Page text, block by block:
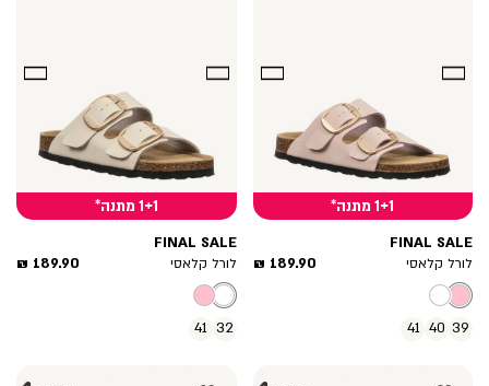
1+1 מתנה*
FINAL SALE
לורל קלאסי
מחיר
189.90 ₪
39
40
41
1+1 מתנה*
FINAL SALE
לורל קלאסי
מחיר
189.90 ₪
32
41